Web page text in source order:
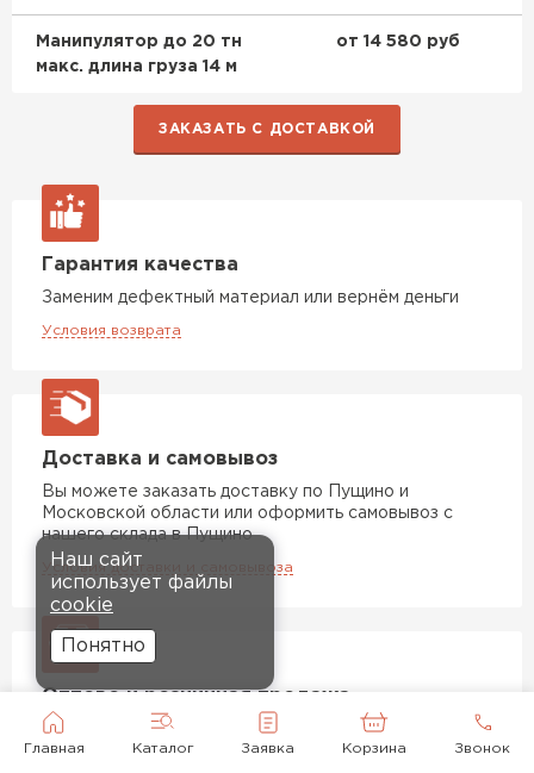
Главная Каталог Заявка Корзина Звонок
Манипулятор до 20 тн
макс. длина груза 14 м
от 14 580 руб
ЗАКАЗАТЬ С ДОСТАВКОЙ
Гарантия качества
Заменим дефектный материал или вернём деньги
Условия возврата
Доставка и самовывоз
Вы можете заказать доставку по Пущино и
Московской области или оформить самовывоз с
нашего склада в Пущино
Условия доставки и самовывоза
Оптово и розничная продажа
Мы продаем товары как в розницу, так и оптом. В
зависимости от объемов заказа мы предоставляем
Наш сайт
использует файлы
cookie
Понятно